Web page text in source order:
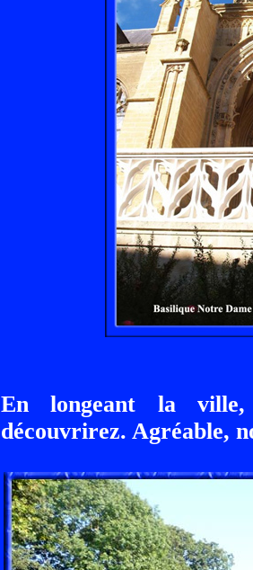
En longeant la
découvrirez. Agréable,